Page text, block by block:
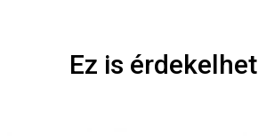
Ez is érdekelhet